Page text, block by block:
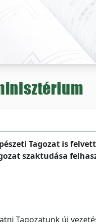
Tagozat is
szaktudása
Tagozatunk új